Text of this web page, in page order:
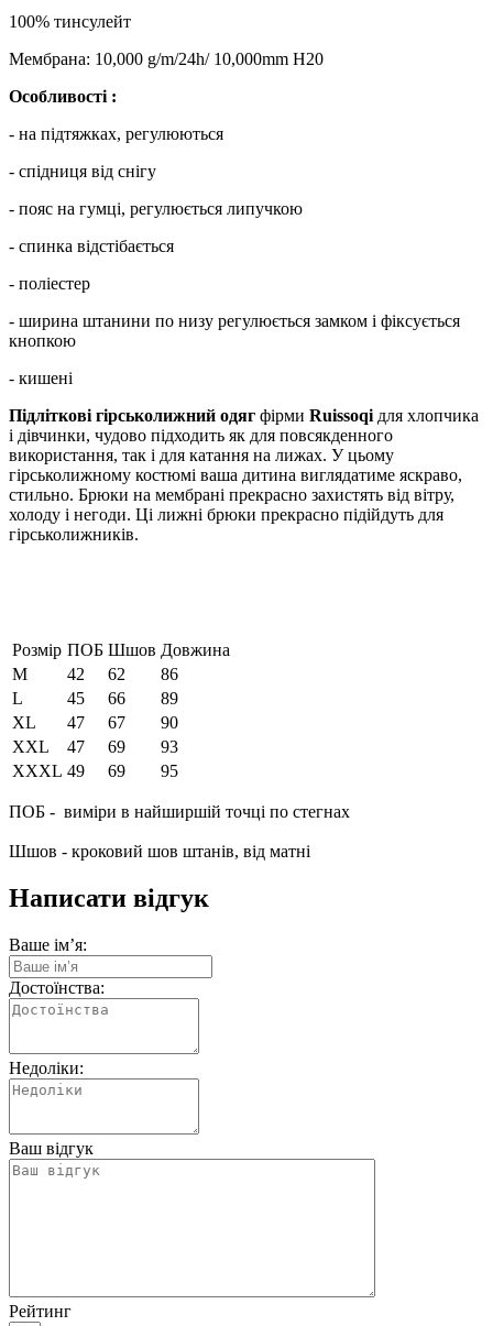
100% тинсулейт
Мембрана: 10,000 g/m/24h/ 10,000mm H20
Особливості :
- на підтяжках, регулюються
- спідниця від снігу
- пояс на гумці, регулюється липучкою
- спинка відстібається
- поліестер
- ширина штанини по низу регулюється замком і фіксується
кнопкою
- кишені
Підліткові гірськолижний одяг фірми Ruissoqi для хлопчика
і дівчинки, чудово підходить як для повсякденного
використання, так і для катання на лижах. У цьому
гірськолижному костюмі ваша дитина виглядатиме яскраво,
стильно. Брюки на мембрані прекрасно захистять від вітру,
холоду і негоди. Ці лижні брюки прекрасно підійдуть для
гірськолижників.
Розмір ПОБ Шшов Довжина
М
42 62
86
L
45 66
89
XL
47 67
90
XXL
47 69
93
XXXL 49 69 95
ПОБ - виміри в найширшій точці по стегнах
Шшов - кроковий шов штанів, від матні
Написати відгук
Ваше ім’я:
Достоїнства:
Недоліки:
Ваш відгук
Рейтинг